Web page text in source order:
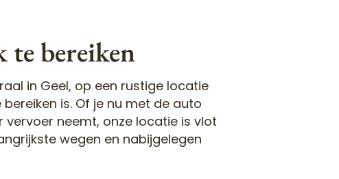
te bereiken
in Geel, op een rustige locatie
is. Of je nu met de auto
neemt, onze locatie is vlot
wegen en nabijgelegen